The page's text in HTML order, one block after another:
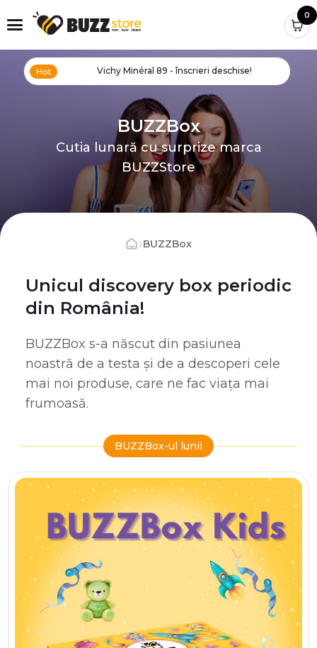
0
Vichy Minéral 89 - înscrieri deschise!
BUZZBox
Cutia lunară cu surprize marca
BUZZStore
›BUZZBox
Unicul discovery box periodic
din România!
BUZZBox s-a născut din pasiunea
noastră de a testa și de a descoperi cele
mai noi produse, care ne fac viața mai
frumoasă.
BUZZBox-ul lunii